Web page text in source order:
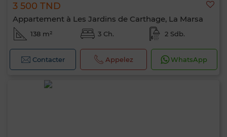
3 500 TND
Appartement à Les Jardins de Carthage, La Marsa
138 m² 3 Ch. 2 Sdb.
Contacter Appelez WhatsApp